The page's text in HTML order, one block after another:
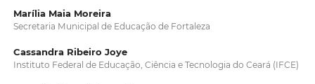
Marília Maia Moreira
Secretaria Municipal de Educação de Fortaleza
Cassandra Ribeiro Joye
Instituto Federal de Educação, Ciência e Tecnologia do Ceará (IFCE)